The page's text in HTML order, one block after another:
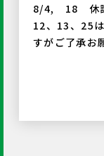
8/4, 18 休診
12、13、25
すがご了承お